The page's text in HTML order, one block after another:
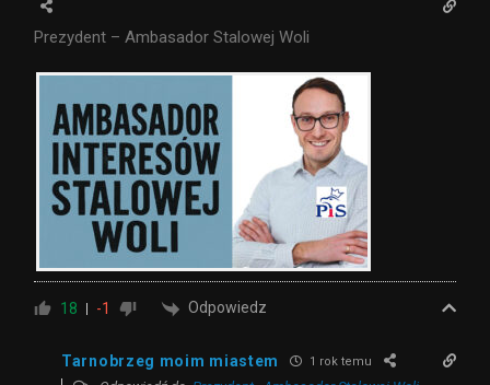
Prezydent – Ambasador Stalowej Woli
18 -1 Odpowiedz
Tarnobrzeg moim miastem 1 rok temu